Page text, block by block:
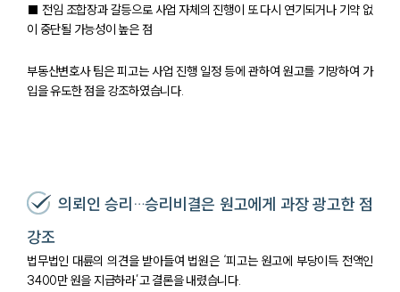
■ 전임 조합장과 갈등으로 사업 자체의 진행이 또 다시 연기되거나 기약 없
이 중단될 가능성이 높은 점
부동산변호사 팀은 피고는 사업 진행 일정 등에 관하여 원고를 기망하여 가
입을 유도한 점을 강조하였습니다.
의뢰인 승리…승리비결은 원고에게 과장 광고한 점
강조
법무법인 대륜의 의견을 받아들여 법원은 ‘피고는 원고에 부당이득 전액인
3400만 원을 지급하라’고 결론을 내렸습니다.